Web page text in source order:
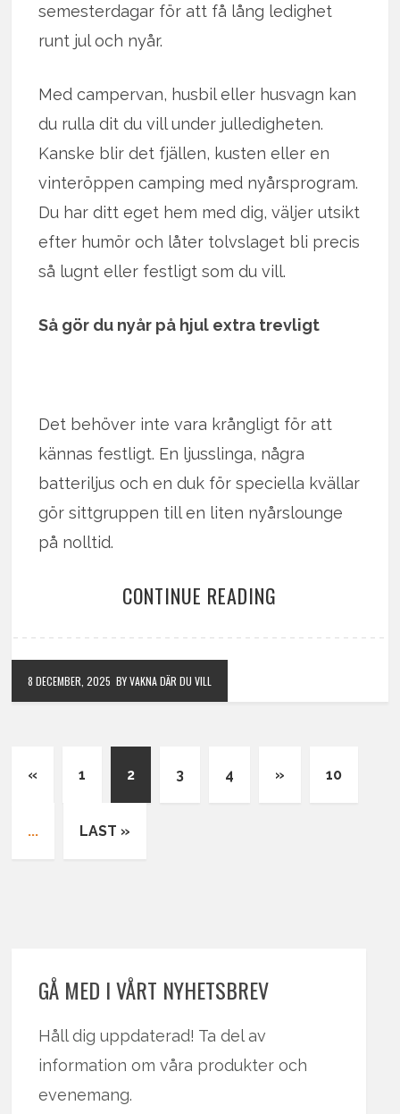
semesterdagar för att få lång ledighet
runt jul och nyår.
Med campervan, husbil eller husvagn kan
du rulla dit du vill under julledigheten.
Kanske blir det fjällen, kusten eller en
vinteröppen camping med nyårsprogram.
Du har ditt eget hem med dig, väljer utsikt
efter humör och låter tolvslaget bli precis
så lugnt eller festligt som du vill.
Så gör du nyår på hjul extra trevligt
Det behöver inte vara krångligt för att
kännas festligt. En ljusslinga, några
batteriljus och en duk för speciella kvällar
gör sittgruppen till en liten nyårslounge
på nolltid.
CONTINUE READING
8 DECEMBER, 2025 BY VAKNA DÄR DU VILL
« 1 2 3 4 » 10
... LAST »
GÅ MED I VÅRT NYHETSBREV
Håll dig uppdaterad! Ta del av
information om våra produkter och
evenemang.